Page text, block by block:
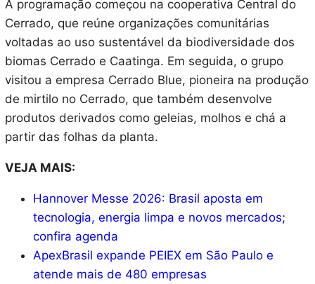
A programação começou na cooperativa Central do
Cerrado, que reúne organizações comunitárias
voltadas ao uso sustentável da biodiversidade dos
biomas Cerrado e Caatinga. Em seguida, o grupo
visitou a empresa Cerrado Blue, pioneira na produção
de mirtilo no Cerrado, que também desenvolve
produtos derivados como geleias, molhos e chá a
partir das folhas da planta.
VEJA MAIS:
Hannover Messe 2026: Brasil aposta em
tecnologia, energia limpa e novos mercados;
confira agenda
ApexBrasil expande PEIEX em São Paulo e
atende mais de 480 empresas